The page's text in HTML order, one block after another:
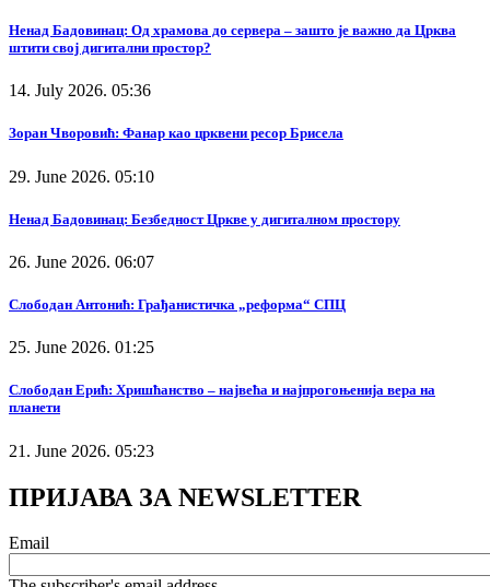
Ненад Бадовинац: Од храмова до сервера – зашто је важно да Црква
штити свој дигитални простор?
14. July 2026. 05:36
Зоран Чворовић: Фанар као црквени ресор Брисела
29. June 2026. 05:10
Ненад Бадовинац: Безбедност Цркве у дигиталном простору
26. June 2026. 06:07
Слободан Антонић: Грађанистичка „реформа“ СПЦ
25. June 2026. 01:25
Слободан Ерић: Хришћанство – највећа и најпрогоњенија вера на
планети
21. June 2026. 05:23
ПРИЈАВА ЗА NEWSLETTER
Email